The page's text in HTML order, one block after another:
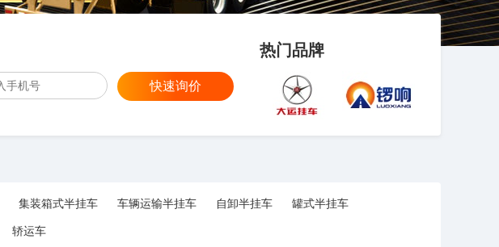
快速询价
热门品牌
集装箱式半挂车 车辆运输半挂车 自卸半挂车 罐式半挂车
轿运车